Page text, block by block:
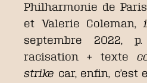
Philharmonie de
et Valerie Coleman,
septembre 2022,
racisation + texte
strike car, enfin, c’est